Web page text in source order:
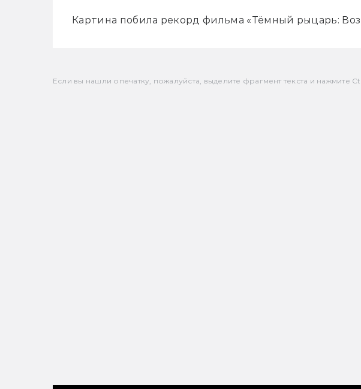
Картина побила рекорд фильма «Тёмный рыцарь:
Если вы нашли опечатку, пожалуйста, выделите фрагмент текста и нажмите